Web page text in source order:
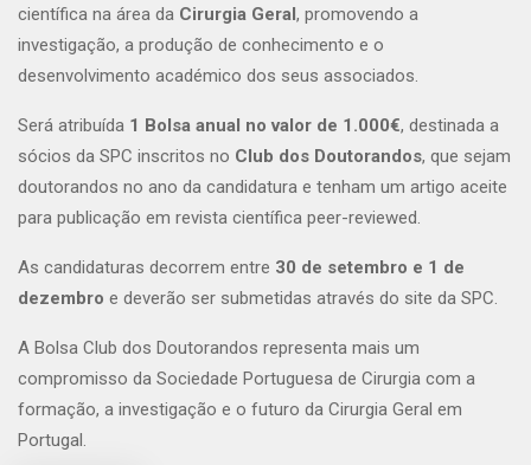
científica na área da Cirurgia Geral, promovendo a
investigação, a produção de conhecimento e o
desenvolvimento académico dos seus associados.
Será atribuída 1 Bolsa anual no valor de 1.000€, destinada a
sócios da SPC inscritos no Club dos Doutorandos, que sejam
doutorandos no ano da candidatura e tenham um artigo aceite
para publicação em revista científica peer-reviewed.
As candidaturas decorrem entre 30 de setembro e 1 de
dezembro e deverão ser submetidas através do site da SPC.
A Bolsa Club dos Doutorandos representa mais um
compromisso da Sociedade Portuguesa de Cirurgia com a
formação, a investigação e o futuro da Cirurgia Geral em
Portugal.